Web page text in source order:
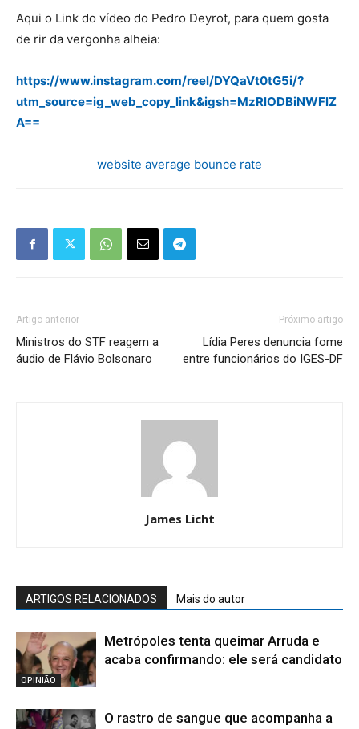
Aqui o Link do vídeo do Pedro Deyrot, para quem gosta
de rir da vergonha alheia:
https://www.instagram.com/reel/DYQaVt0tG5i/?
utm_source=ig_web_copy_link&igsh=MzRlODBiNWFlZ
A==
website average bounce rate
Artigo anterior
Ministros do STF reagem a
áudio de Flávio Bolsonaro
Próximo artigo
Lídia Peres denuncia fome
entre funcionários do IGES-DF
James Licht
ARTIGOS RELACIONADOS Mais do autor
OPINIÃO
Metrópoles tenta queimar Arruda e
acaba confirmando: ele será candidato
O rastro de sangue que acompanha a